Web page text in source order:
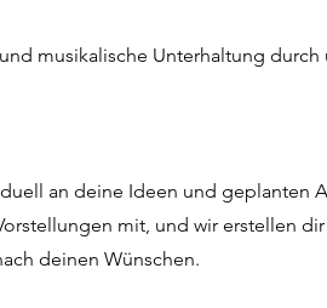
musikalische Unterhaltung durch
an deine Ideen und geplanten
mit, und wir erstellen
deinen Wünschen.